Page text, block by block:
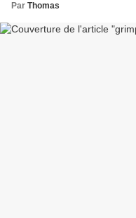
Par Thomas